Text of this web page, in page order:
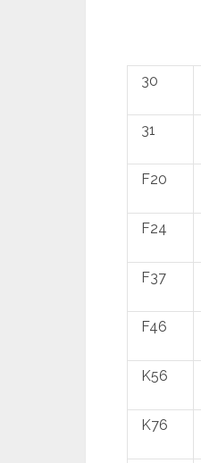
30
31
F20
F24
F37
F46
K56
K76